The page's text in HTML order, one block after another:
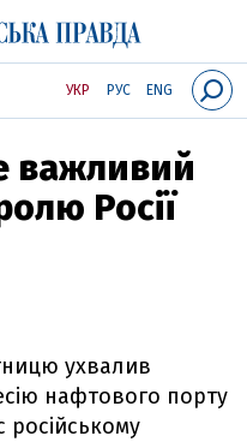
УКР РУС ENG
важливий
Росії
ухвалив
нафтового порту
російському